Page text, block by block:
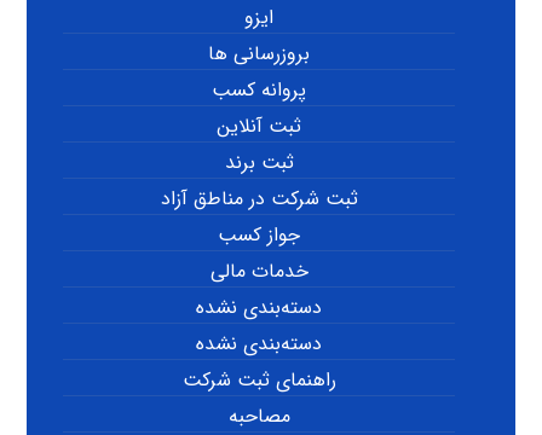
ایزو
بروزرسانی ها
پروانه کسب
ثبت آنلاین
ثبت برند
ثبت شرکت در مناطق آزاد
جواز کسب
خدمات مالی
دسته‌بندی نشده
دسته‌بندی نشده
راهنمای ثبت شرکت
مصاحبه